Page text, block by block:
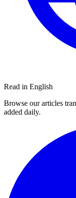
Read in English
Browse our articles
added daily.